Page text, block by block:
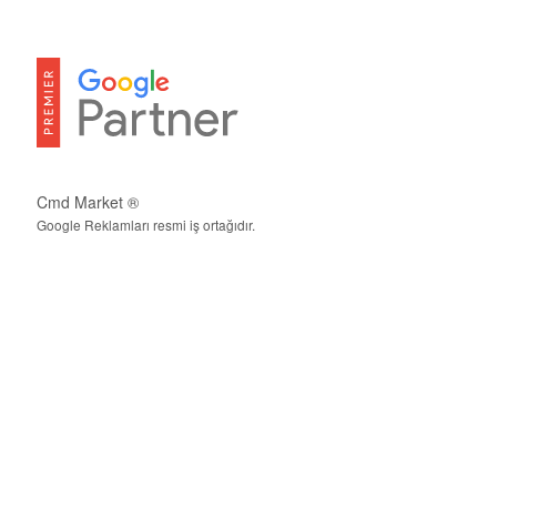
Cmd Market ®
Google Reklamları resmi iş ortağıdır.